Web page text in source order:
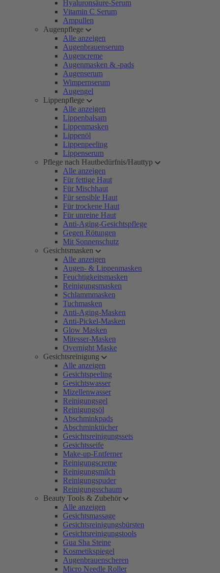
Hyaluronsäure-Serum
Vitamin C Serum
Ampullen
Augenpflege
Alle anzeigen
Augenbrauenserum
Augencreme
Augenmasken & -pads
Augenserum
Wimpernserum
Augengel
Lippenpflege
Alle anzeigen
Lippenbalsam
Lippenmasken
Lippenöl
Lippenpeeling
Lippenserum
Pflege nach Hautbedürfnis/Hauttyp
Alle anzeigen
Für fettige Haut
Für Mischhaut
Für sensible Haut
Für trockene Haut
Für unreine Haut
Anti-Aging-Gesichtspflege
Gegen Rötungen
Mit Sonnenschutz
Gesichtsmasken
Alle anzeigen
Augen- & Lippenmasken
Feuchtigkeitsmasken
Reinigungsmasken
Schlammmasken
Tuchmasken
Anti-Aging-Masken
Anti-Pickel-Masken
Glow Masken
Mitesser-Masken
Overnight Maske
Gesichtsreinigung
Alle anzeigen
Gesichtspeeling
Gesichtswasser
Mizellenwasser
Reinigungsgel
Reinigungsöl
Abschminkpads
Abschminktücher
Gesichtsreinigungssets
Gesichtsseife
Make-up-Entferner
Reinigungscreme
Reinigungsmilch
Reinigungspuder
Reinigungsschaum
Beauty Tools & Zubehör
Alle anzeigen
Gesichtsmassage
Gesichtsreinigungsbürsten
Gesichtsreinigungstools
Gua Sha Steine
Kosmetikspiegel
Augenbrauenscheren
Micro Needle Roller